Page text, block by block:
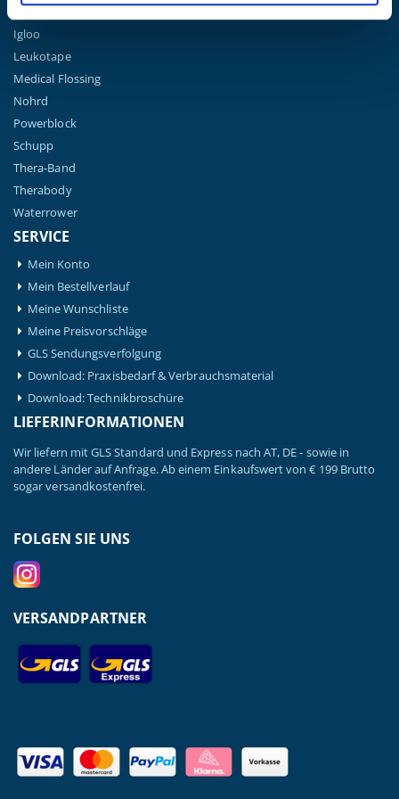
Hansaplast
Igloo
Leukotape
Medical Flossing
Nohrd
Powerblock
Schupp
Thera-Band
Therabody
Waterrower
SERVICE
Mein Konto
Mein Bestellverlauf
Meine Wunschliste
Meine Preisvorschläge
GLS Sendungsverfolgung
Download: Praxisbedarf & Verbrauchsmaterial
Download: Technikbroschüre
LIEFERINFORMATIONEN
Wir liefern mit GLS Standard und Express nach AT, DE - sowie in
andere Länder auf Anfrage. Ab einem Einkaufswert von € 199 Brutto
sogar versandkostenfrei.
FOLGEN SIE UNS
VERSANDPARTNER